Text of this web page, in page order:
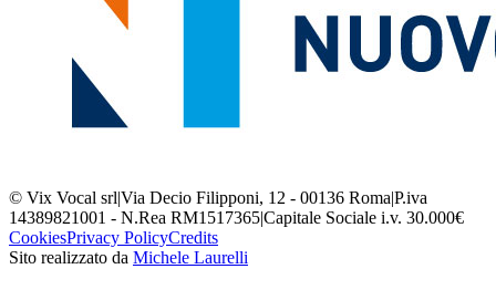
© Vix Vocal srl|Via Decio Filipponi, 12 - 00136 Roma|P.iva
14389821001 - N.Rea RM1517365|Capitale Sociale i.v. 30.000€
CookiesPrivacy PolicyCredits
Sito realizzato da Michele Laurelli